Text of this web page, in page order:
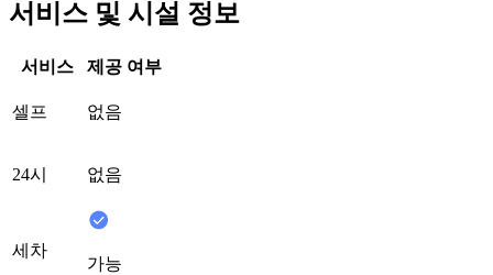
서비스 및 시설 정보
서비스 제공 여부
셀프 없음
24시 없음
세차
가능